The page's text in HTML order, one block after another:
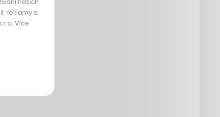
reklamy a
Více